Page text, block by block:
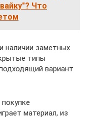
Что
наличии заметных
типы
вариант
материал, из